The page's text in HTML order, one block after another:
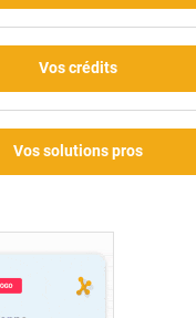
Vos crédits
Vos solutions pros